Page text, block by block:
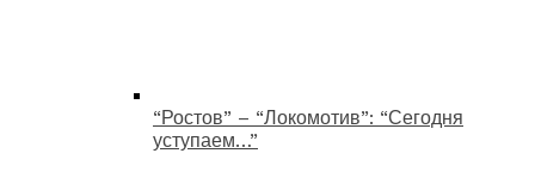
“Ростов” – “Локомотив”: “Сегодня
уступаем…”